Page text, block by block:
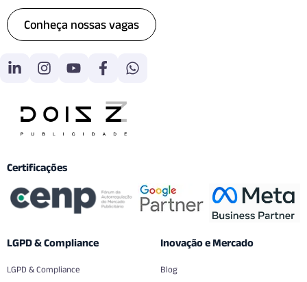
Conheça nossas vagas
Certificações
LGPD & Compliance
LGPD & Compliance
Inovação e Mercado
Blog